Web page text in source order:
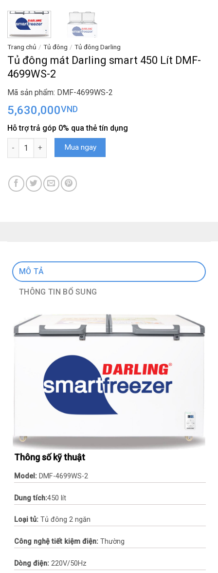
Trang chủ / Tủ đông / Tủ đông Darling
Tủ đông mát Darling smart 450 Lít DMF-
4699WS-2
Mã sản phẩm: DMF-4699WS-2
5,630,000VND
Hỗ trợ trả góp 0% qua thẻ tín dụng
Tủ đông mát Darling smart 450 Lít DMF-4699WS-2 số lượng
Mua ngay
MÔ TẢ
THÔNG TIN BỔ SUNG
Thông số kỹ thuật
Model: DMF-4699WS-2
Dung tích:450 lít
Loại tủ: Tủ đông 2 ngăn
Công nghệ tiết kiệm điện: Thường
Dòng điện: 220V/50Hz